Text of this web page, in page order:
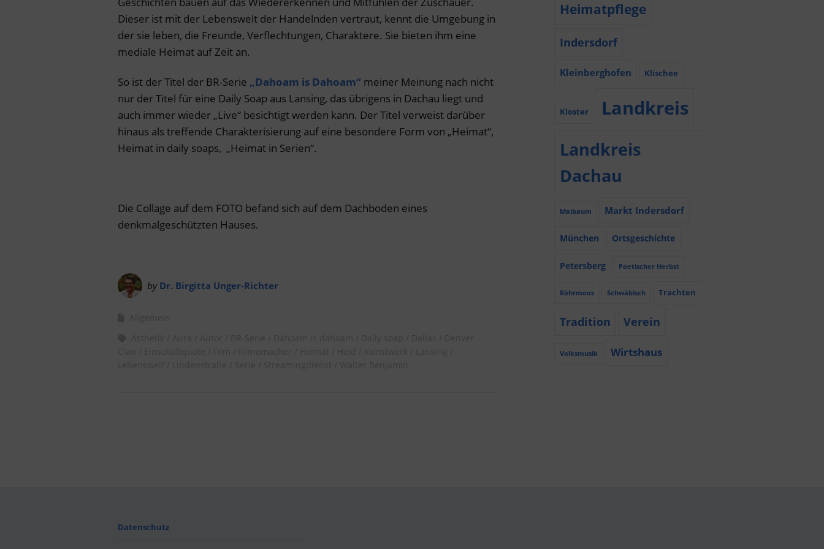
Dieser ist mit der Lebenswelt der Handelnden vertraut, kennt die Umgebung in
der sie leben, die Freunde, Verflechtungen, Charaktere. Sie bieten ihm eine
mediale Heimat auf Zeit an.
So ist der Titel der BR-Serie „Dahoam is Dahoam“ meiner Meinung nach nicht
nur der Titel für eine Daily Soap aus Lansing, das übrigens in Dachau liegt und
auch immer wieder „Live“ besichtigt werden kann. Der Titel verweist darüber
hinaus als treffende Charakterisierung auf eine besondere Form von „Heimat“,
Heimat in daily soaps, „Heimat in Serien“.
Die Collage auf dem FOTO befand sich auf dem Dachboden eines
denkmalgeschützten Hauses.
by Dr. Birgitta Unger-Richter
Heimatpflege
Indersdorf
Kleinberghofen Klischee
Kloster Landkreis
Landkreis
Dachau
Maibaum Markt Indersdorf
München Ortsgeschichte
Petersberg Poetischer Herbst
Röhrmoos Schwäbisch Trachten
Tradition Verein
Volksmusik Wirtshaus
Datenschutz